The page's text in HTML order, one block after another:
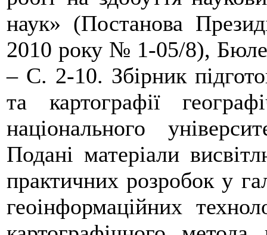
наук» (Постанова
2010 року № 1-05/8),
– С. 2-10. Збірник
та картографії
національного
Подані матеріали
практичних розробок у
геоінформаційних